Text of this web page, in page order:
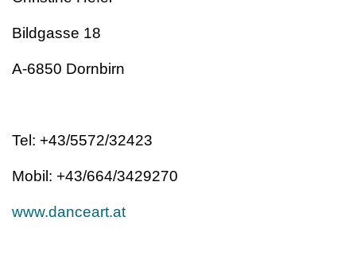
Bildgasse 18
A-6850 Dornbirn
Tel: +43/5572/32423
Mobil: +43/664/3429270
www.danceart.at